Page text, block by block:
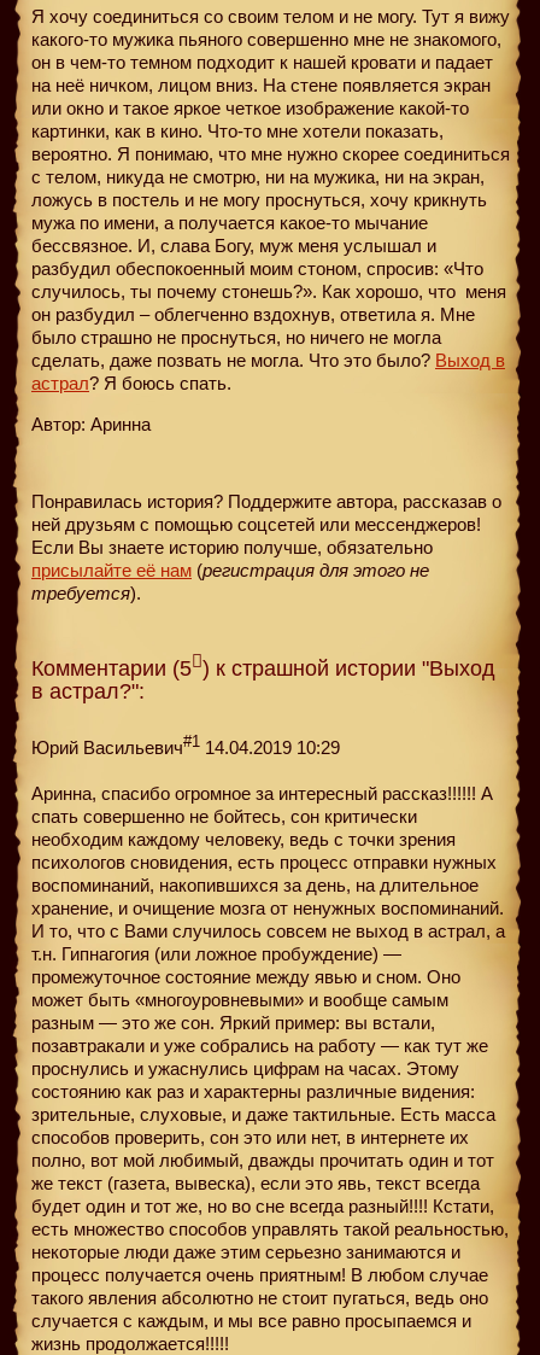
Я хочу соединиться со своим телом и не могу. Тут я вижу
какого-то мужика пьяного совершенно мне не знакомого,
он в чем-то темном подходит к нашей кровати и падает
на неё ничком, лицом вниз. На стене появляется экран
или окно и такое яркое четкое изображение какой-то
картинки, как в кино. Что-то мне хотели показать,
вероятно. Я понимаю, что мне нужно скорее соединиться
с телом, никуда не смотрю, ни на мужика, ни на экран,
ложусь в постель и не могу проснуться, хочу крикнуть
мужа по имени, а получается какое-то мычание
бессвязное. И, слава Богу, муж меня услышал и
разбудил обеспокоенный моим стоном, спросив: «Что
случилось, ты почему стонешь?». Как хорошо, что меня
он разбудил – облегченно вздохнув, ответила я. Мне
было страшно не проснуться, но ничего не могла
сделать, даже позвать не могла. Что это было? Выход в
астрал? Я боюсь спать.
Автор: Аринна
Понравилась история? Поддержите автора, рассказав о
ней друзьям с помощью соцсетей или мессенджеров!
Если Вы знаете историю получше, обязательно
присылайте её нам (регистрация для этого не
требуется).
Комментарии (5 ) к страшной истории "Выход
в астрал?":
Юрий Васильевич#1 14.04.2019 10:29
Аринна, спасибо огромное за интересный рассказ!!!!!! А
спать совершенно не бойтесь, сон критически
необходим каждому человеку, ведь с точки зрения
психологов сновидения, есть процесс отправки нужных
воспоминаний, накопившихся за день, на длительное
хранение, и очищение мозга от ненужных воспоминаний.
И то, что с Вами случилось совсем не выход в астрал, а
т.н. Гипнагогия (или ложное пробуждение) —
промежуточное состояние между явью и сном. Оно
может быть «многоуровневыми» и вообще самым
разным — это же сон. Яркий пример: вы встали,
позавтракали и уже собрались на работу — как тут же
проснулись и ужаснулись цифрам на часах. Этому
состоянию как раз и характерны различные видения:
зрительные, слуховые, и даже тактильные. Есть масса
способов проверить, сон это или нет, в интернете их
полно, вот мой любимый, дважды прочитать один и тот
же текст (газета, вывеска), если это явь, текст всегда
будет один и тот же, но во сне всегда разный!!!! Кстати,
есть множество способов управлять такой реальностью,
некоторые люди даже этим серьезно занимаются и
процесс получается очень приятным! В любом случае
такого явления абсолютно не стоит пугаться, ведь оно
случается с каждым, и мы все равно просыпаемся и
жизнь продолжается!!!!!